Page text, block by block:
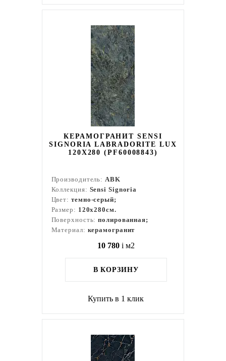
КЕРАМОГРАНИТ SENSI
SIGNORIA LABRADORITE LUX
120X280 (PF60008843)
Производитель:ABK
Коллекция: Sensi Signoria
Цвет: темно-серый;
Размер: 120x280см.
Поверхность:полированная;
Материал: керамогранит
10 780 i м2
В КОРЗИНУ
Купить в 1 клик